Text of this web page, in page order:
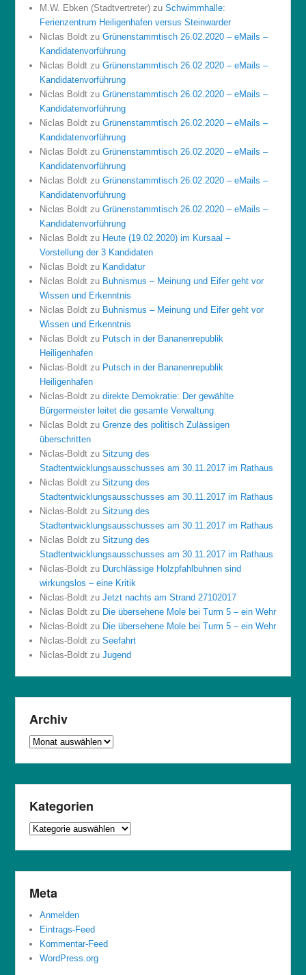
M.W. Ebken (Stadtvertreter) zuSchwimmhalle:
Ferienzentrum Heiligenhafen versus Steinwarder
Niclas Boldt zuGrünenstammtisch 26.02.2020 – eMails –
Kandidatenvorführung
Niclas Boldt zuGrünenstammtisch 26.02.2020 – eMails –
Kandidatenvorführung
Niclas Boldt zuGrünenstammtisch 26.02.2020 – eMails –
Kandidatenvorführung
Niclas Boldt zuGrünenstammtisch 26.02.2020 – eMails –
Kandidatenvorführung
Niclas Boldt zuGrünenstammtisch 26.02.2020 – eMails –
Kandidatenvorführung
Niclas Boldt zuGrünenstammtisch 26.02.2020 – eMails –
Kandidatenvorführung
Niclas Boldt zuGrünenstammtisch 26.02.2020 – eMails –
Kandidatenvorführung
Niclas Boldt zu Heute (19.02.2020) im Kursaal –
Vorstellung der 3 Kandidaten
Niclas Boldt zu Kandidatur
Niclas Boldt zu Buhnismus – Meinung und Eifer geht vor
Wissen und Erkenntnis
Niclas Boldt zu Buhnismus – Meinung und Eifer geht vor
Wissen und Erkenntnis
Niclas Boldt zu Putsch in der Bananenrepublik
Heiligenhafen
Niclas-Boldt zu Putsch in der Bananenrepublik
Heiligenhafen
Niclas-Boldt zudirekte Demokratie: Der gewählte
Bürgermeister leitet die gesamte Verwaltung
Niclas Boldt zuGrenze des politisch Zulässigen
überschritten
Niclas-Boldt zuSitzung des
Stadtentwicklungsausschusses am 30.11.2017 im Rathaus
Niclas Boldt zuSitzung des
Stadtentwicklungsausschusses am 30.11.2017 im Rathaus
Niclas-Boldt zuSitzung des
Stadtentwicklungsausschusses am 30.11.2017 im Rathaus
Niclas Boldt zuSitzung des
Stadtentwicklungsausschusses am 30.11.2017 im Rathaus
Niclas-Boldt zu Durchlässige Holzpfahlbuhnen sind
wirkungslos – eine Kritik
Niclas-Boldt zuJetzt nachts am Strand 27102017
Niclas Boldt zu Die übersehene Mole bei Turm 5 – ein Wehr
Niclas-Boldt zu Die übersehene Mole bei Turm 5 – ein Wehr
Niclas-Boldt zuSeefahrt
Niclas-Boldt zuJugend
Archiv
Archiv
Kategorien
Kategorien
Meta
Anmelden
Eintrags-Feed
Kommentar-Feed
WordPress.org